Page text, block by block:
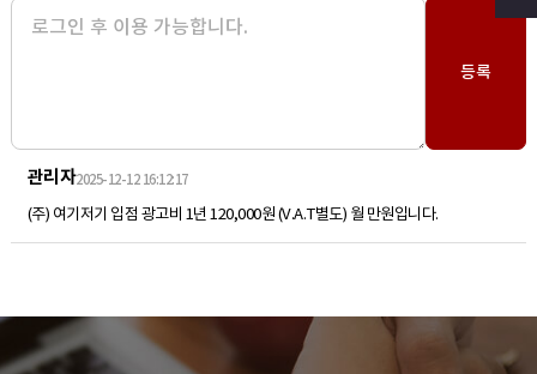
등록
관리자2025-12-12 16:12:17
(주) 여기저기 입점 광고비 1년 120,000원 (V.A.T별도) 월 만원입니다.